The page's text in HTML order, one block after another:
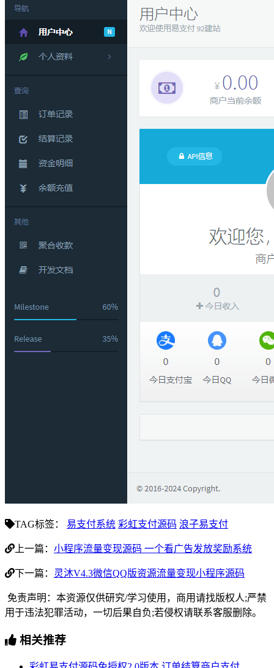
TAG标签： 易支付系统 彩虹支付源码 浪子易支付
上一篇： 小程序流量变现源码 一个看广告发放奖励系统
下一篇： 灵沐V4.3微信QQ版资源流量变现小程序源码
免责声明：本资源仅供研究/学习使用，商用请找版权人;严禁
用于违法犯罪活动，一切后果自负;若侵权请联系客服删除。
相关推荐